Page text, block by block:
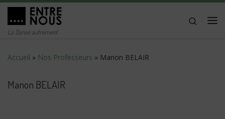
Passer au contenu
La Danse autrement
Search
Accueil » Nos Professeurs » Manon BELAIR
Manon BELAIR